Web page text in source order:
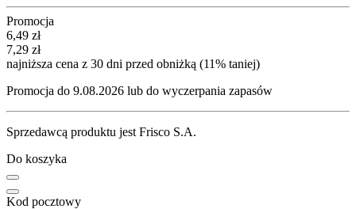
Promocja
Cena promocyjna
6,49 zł
7,29 zł
najniższa cena z 30 dni przed obniżką (11% taniej)
Promocja do 9.08.2026 lub do wyczerpania zapasów
Sprzedawcą produktu jest Frisco S.A.
Do koszyka
Kod pocztowy